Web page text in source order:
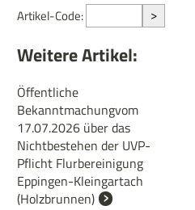
Artikel-Code: >
Weitere Artikel:
Öffentliche
Bekanntmachungvom
17.07.2026 über das
Nichtbestehen der UVP-
Pflicht Flurbereinigung
Eppingen-Kleingartach
(Holzbrunnen)